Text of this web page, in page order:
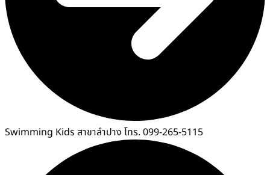
Swimming Kids สาขาลำปาง โทร. 099-265-5115